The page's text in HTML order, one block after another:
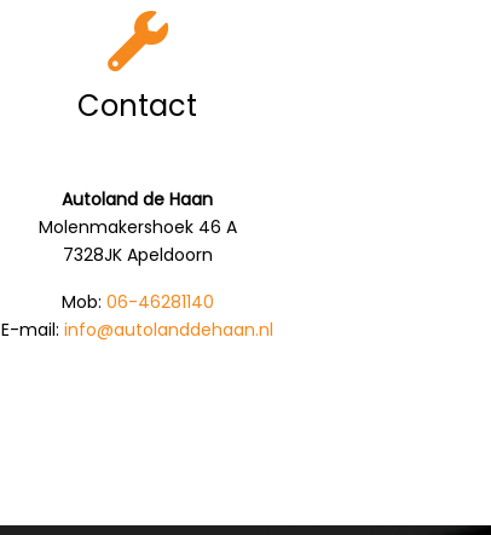
Contact
Autoland de Haan
Molenmakershoek 46 A
7328JK Apeldoorn
Mob: 06-46281140
E-mail:info@autolanddehaan.nl